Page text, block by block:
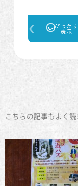
こちらの記事もよく